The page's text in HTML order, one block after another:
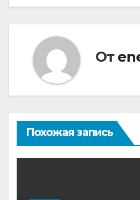
От
Похожая запись